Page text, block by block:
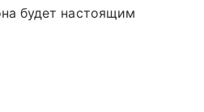
будет настоящим